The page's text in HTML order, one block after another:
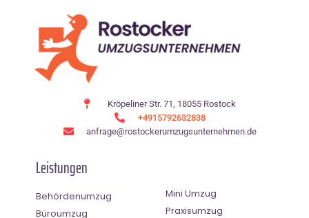
Kröpeliner Str. 71, 18055 Rostock
+4915792632838
anfrage@rostockerumzugsunternehmen.de
Leistungen
Behördenumzug
Büroumzug
Mini Umzug
Praxisumzug